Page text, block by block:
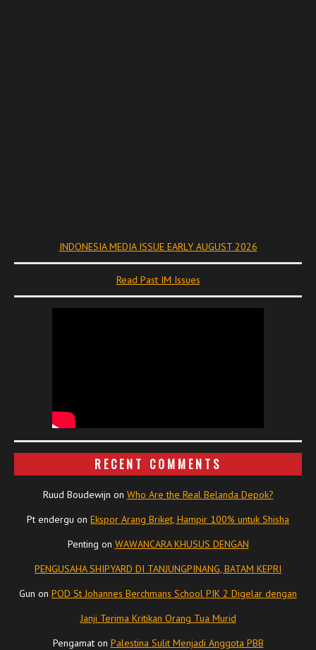
INDONESIA MEDIA ISSUE EARLY AUGUST 2026
Read Past IM Issues
RECENT COMMENTS
Ruud Boudewijn on Who Are the Real Belanda Depok?
Pt endergu on Ekspor Arang Briket, Hampir 100% untuk Shisha
Penting on WAWANCARA KHUSUS DENGAN
PENGUSAHA SHIPYARD DI TANJUNGPINANG, BATAM KEPRI
Gun on POD St Johannes Berchmans School PIK 2 Digelar dengan
Janji Terima Kritikan Orang Tua Murid
Pengamaton Palestina Sulit Menjadi Anggota PBB